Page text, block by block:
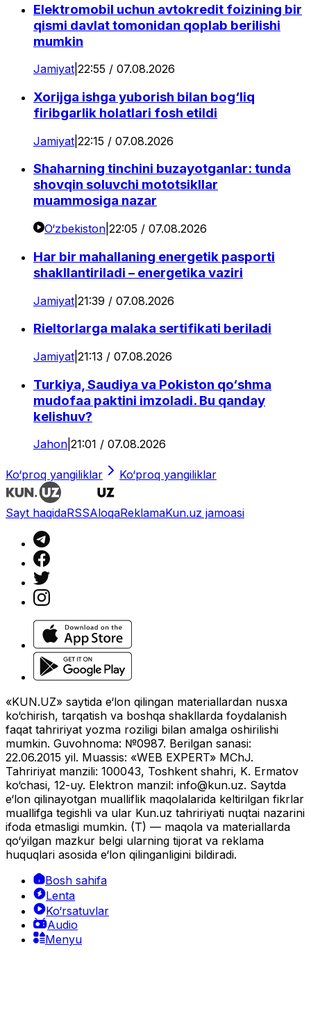
Elektromobil uchun avtokredit foizining bir
qismi davlat tomonidan qoplab berilishi
mumkin
Jamiyat 22:55 / 07.08.2026
Xorijga ishga yuborish bilan bog‘liq
firibgarlik holatlari fosh etildi
Jamiyat 22:15 / 07.08.2026
Shaharning tinchini buzayotganlar: tunda
shovqin soluvchi mototsikllar
muammosiga nazar
O‘zbekiston 22:05 / 07.08.2026
Har bir mahallaning energetik pasporti
shakllantiriladi – energetika vaziri
Jamiyat 21:39 / 07.08.2026
Rieltorlarga malaka sertifikati beriladi
Jamiyat 21:13 / 07.08.2026
Turkiya, Saudiya va Pokiston qo‘shma
mudofaa paktini imzoladi. Bu qanday
kelishuv?
Jahon 21:01 / 07.08.2026
Ko‘proq yangiliklar Ko‘proq yangiliklar
Sayt haqidaRSSAloqaReklamaKun.uz jamoasi
«KUN.UZ» saytida e‘lon qilingan materiallardan nusxa
ko‘chirish, tarqatish va boshqa shakllarda foydalanish
faqat tahririyat yozma roziligi bilan amalga oshirilishi
mumkin. Guvohnoma: №0987. Berilgan sanasi:
22.06.2015 yil. Muassis: «WEB EXPERT» MChJ.
Tahririyat manzili: 100043, Toshkent shahri, K. Ermatov
ko‘chasi, 12-uy. Elektron manzil: info@kun.uz. Saytda
e‘lon qilinayotgan mualliflik maqolalarida keltirilgan fikrlar
muallifga tegishli va ular Kun.uz tahririyati nuqtai nazarini
ifoda etmasligi mumkin. (T) — maqola va materiallarda
qo‘yilgan mazkur belgi ularning tijorat va reklama
huquqlari asosida e‘lon qilinganligini bildiradi.
Bosh sahifa
Lenta
Ko‘rsatuvlar
Audio
Menyu